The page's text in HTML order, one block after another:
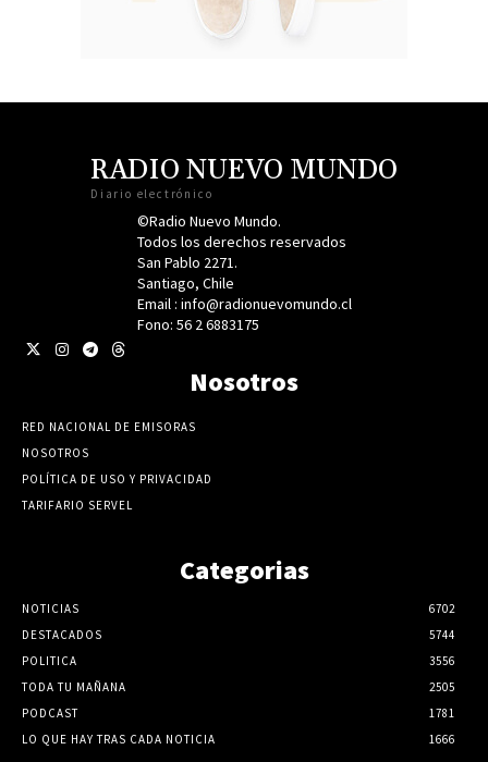
RADIO NUEVO MUNDO
Diario electrónico
©Radio Nuevo Mundo.
Todos los derechos reservados
San Pablo 2271.
Santiago, Chile
Email : info@radionuevomundo.cl
Fono: 56 2 6883175
Nosotros
RED NACIONAL DE EMISORAS
NOSOTROS
POLÍTICA DE USO Y PRIVACIDAD
TARIFARIO SERVEL
Categorias
NOTICIAS
6702
DESTACADOS
5744
POLITICA
3556
TODA TU MAÑANA
2505
PODCAST
1781
LO QUE HAY TRAS CADA NOTICIA
1666